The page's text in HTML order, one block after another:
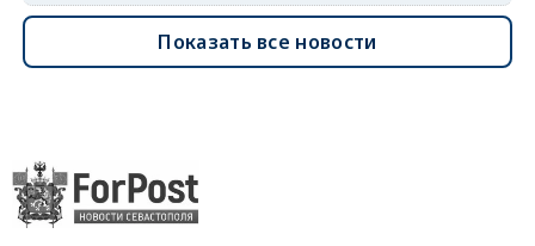
Показать все новости